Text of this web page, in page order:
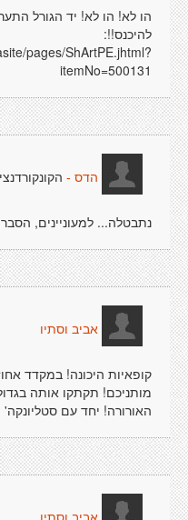
הו לא! הו לא! יד הגורל
להיכנס!!:
pages/ShArtPE.jhtml?
itemNo=500131
הדס -
נתבטלה... למעוניינים,
אביב וסתיו
קופאיות היכונה! במקדד
מותניכם! תקתקו אותה
האורורה! יחד עם סטליונקה'